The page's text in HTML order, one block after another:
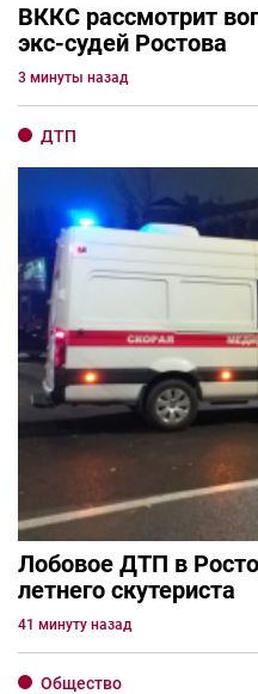
ВККС рассмотрит
экс-судей Ростова
3 минуты назад
ДТП
Лобовое ДТП в
летнего скутериста
41 минуту назад
Общество